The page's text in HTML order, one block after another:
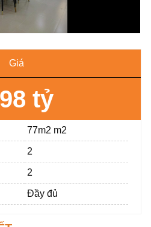
Giá
tỷ
77m2 m2
2
2
Đầy đủ